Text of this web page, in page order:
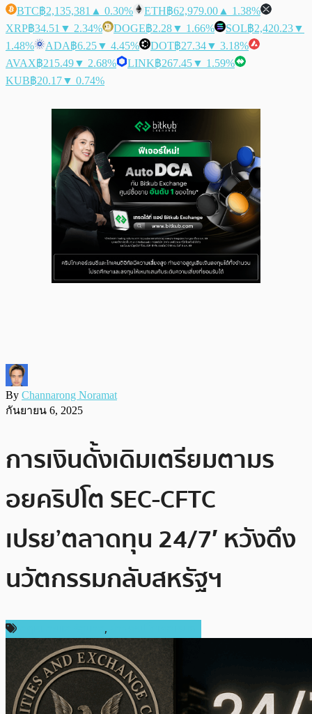
BTC฿2,135,381 ▲ 0.30% ETH฿62,979.00 ▲ 1.38%
XRP฿34.51 ▼ 2.34% DOGE฿2.28▼ 1.66% SOL฿2,420.23▼
1.48%
ADA฿6.25▼ 4.45% DOT฿27.34▼ 3.18%
AVAX฿215.49▼ 2.68% LINK฿267.45▼ 1.59%
KUB฿20.17▼ 0.74%
By Channarong Noramat
กันยายน 6, 2025
การเงินดั้งเดิมเตรียมตามร
อยคริปโต SEC-CFTC
เปรย’ตลาดทุน 24/7′ หวังดึง
นวัตกรรมกลับสหรัฐฯ
,